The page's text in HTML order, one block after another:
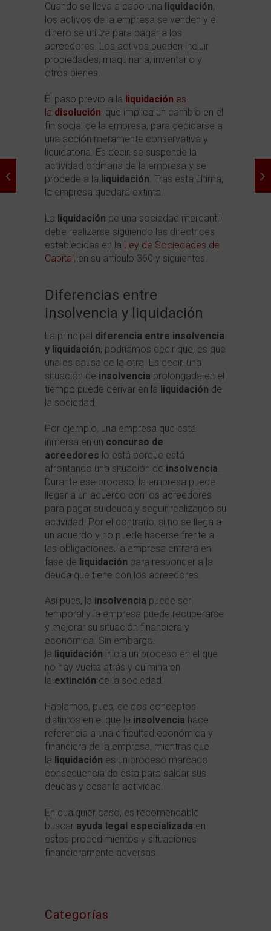
Cuando se lleva a cabo una liquidación,
los activos de la empresa se venden y el
dinero se utiliza para pagar a los
acreedores. Los activos pueden incluir
propiedades, maquinaria, inventario y
otros bienes.
El paso previo a la liquidación es
la disolución, que implica un cambio en el
fin social de la empresa, para dedicarse a
una acción meramente conservativa y
liquidatoria. Es decir, se suspende la
actividad ordinaria de la empresa y se
procede a la liquidación. Tras esta última,
la empresa quedará extinta.
La liquidación de una sociedad mercantil
debe realizarse siguiendo las directrices
establecidas en la Ley de Sociedades de
Capital, en su artículo 360 y siguientes.
Diferencias entre
insolvencia y liquidación
La principal diferencia entre insolvencia
y liquidación, podríamos decir que, es que
una es causa de la otra. Es decir, una
situación de insolvencia prolongada en el
tiempo puede derivar en la liquidación de
la sociedad.
Por ejemplo, una empresa que está
inmersa en un concurso de
acreedores lo está porque está
afrontando una situación de insolvencia
Durante ese proceso, la empresa puede
llegar a un acuerdo con los acreedores
para pagar su deuda y seguir realizando su
actividad. Por el contrario, si no se llega a
un acuerdo y no puede hacerse frente a
las obligaciones, la empresa entrará en
fase de liquidación para responder a la
deuda que tiene con los acreedores.
Así pues, la insolvencia puede ser
temporal y la empresa puede recuperarse
y mejorar su situación financiera y
económica. Sin embargo,
la liquidación inicia un proceso en el que
no hay vuelta atrás y culmina en
la extinción de la sociedad.
Hablamos, pues, de dos conceptos
distintos en el que la insolvencia hace
referencia a una dificultad económica y
financiera de la empresa, mientras que
la liquidación es un proceso marcado
consecuencia de ésta para saldar sus
deudas y cesar la actividad.
En cualquier caso, es recomendable
buscar ayuda legal especializada en
estos procedimientos y situaciones
financieramente adversas.
Categorías